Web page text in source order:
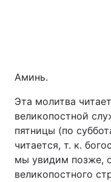
Аминь.
Эта молитва
великопостной
пятницы (по
читается, т. к.
мы увидим позже,
великопостного